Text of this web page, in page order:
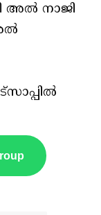
അല്‍ നാജി